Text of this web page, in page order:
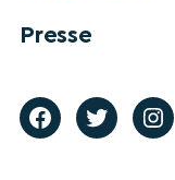
Presse